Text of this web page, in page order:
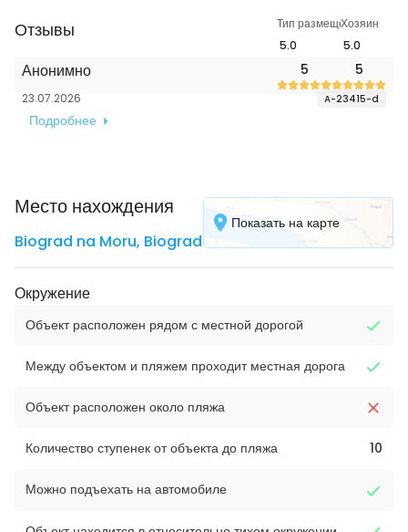
Отзывы
Тип размещения
5.0
Хозяин
5.0
Анонимно 5 5
23.07.2026 A-23415-d
Подробнее
Место нахождения
Biograd na Moru, Biograd
Показать на карте
Окружение
Объект расположен рядом с местной дорогой
Между объектом и пляжем проходит местная дорога
Объект расположен около пляжа
Количество ступенек от объекта до пляжа 10
Можно подъехать на автомобиле